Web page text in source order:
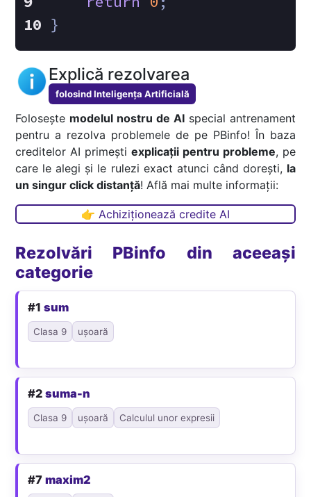
}
Explică rezolvarea
folosind Inteligența Artificială
Folosește modelul nostru de AIspecial antrenament
pentru a rezolva problemele de pe PBinfo! În baza
creditelor AI primești explicații pentru probleme, pe
care le alegi și le rulezi exact atunci când dorești, la
un singur click distanță! Află mai multe informații:
👉 Achiziționează credite AI
Rezolvări PBinfo din aceeași
categorie
#1sum
Clasa 9 ușoară
#2suma-n
Clasa 9 ușoară Calculul unor expresii
#7maxim2